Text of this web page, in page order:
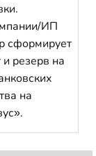
ИП
сформирует
резерв на
на